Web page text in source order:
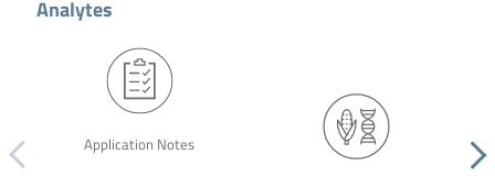
Analytes
Application Notes